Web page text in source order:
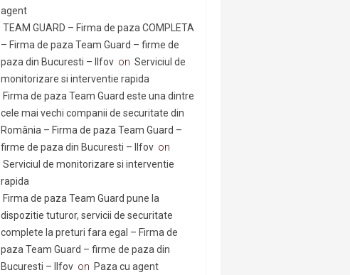
agent
TEAM GUARD – Firma de paza COMPLETA
– Firma de paza Team Guard – firme de
paza din Bucuresti – Ilfov on Serviciul de
monitorizare si interventie rapida
Firma de paza Team Guard este una dintre
cele mai vechi companii de securitate din
România – Firma de paza Team Guard –
firme de paza din Bucuresti – Ilfov on
Serviciul de monitorizare si interventie
rapida
Firma de paza Team Guard pune la
dispozitie tuturor, servicii de securitate
complete la preturi fara egal – Firma de
paza Team Guard – firme de paza din
Bucuresti – Ilfov on Paza cu agent